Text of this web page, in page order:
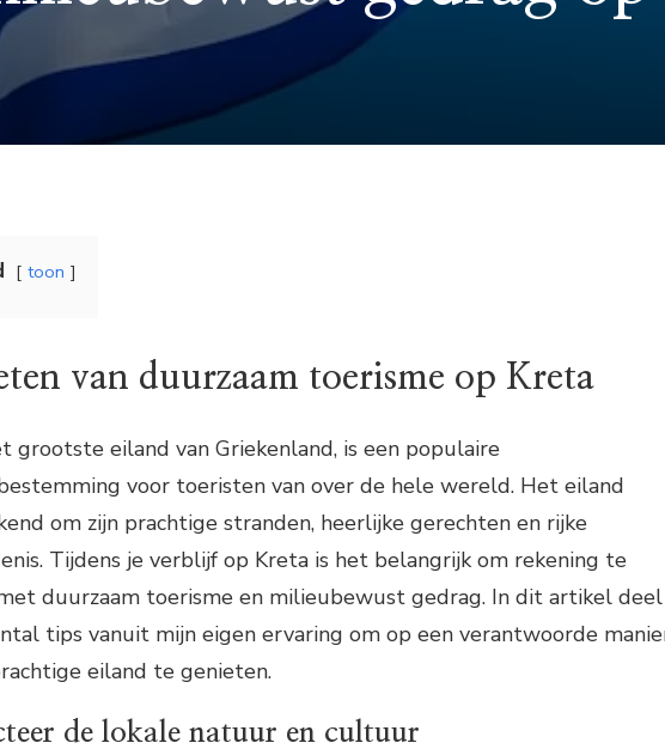
toon
van duurzaam toerisme op Kreta
grootste eiland van Griekenland, is een populaire
voor toeristen van over de hele wereld. Het eiland
om zijn prachtige stranden, heerlijke gerechten en rijke
Tijdens je verblijf op Kreta is het belangrijk om rekening te
duurzaam toerisme en milieubewust gedrag. In dit artikel deel
tips vanuit mijn eigen ervaring om op een verantwoorde
eiland te genieten.
de lokale natuur en cultuur